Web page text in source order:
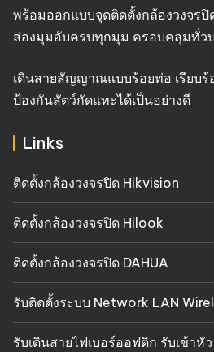
พร้อมออกแบบจุดติดตั้งกล้องวงจร
ส่องมุมอับครบทุกมุม ครอบคลุมทั่ว
เดินสายสัญญาณแบบร้อยท่อ เรียบ
ป้องกันสัตว์กัดแทะได้เป็นอย่างดี
Links
ติดตั้งกล้องวงจรปิด Hikvision
ติดตั้งกล้องวงจรปิด Hilook
ติดตั้งกล้องวงจรปิด DAHUA
รับติดตั้งระบบ Network LAN
รับเดินสายไฟเบอร์ออฟติก รับเข้าหั